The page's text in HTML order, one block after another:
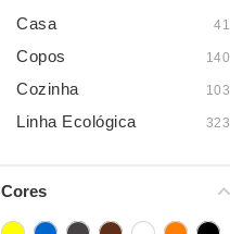
Casa 41
Copos 140
Cozinha 103
Linha Ecológica 323
Cores